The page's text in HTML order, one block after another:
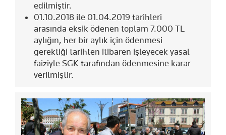
edilmiştir.
01.10.2018 ile 01.04.2019 tarihleri
arasında eksik ödenen toplam 7.000 TL
aylığın, her bir aylık için ödenmesi
gerektiği tarihten itibaren işleyecek yasal
faiziyle SGK tarafından ödenmesine karar
verilmiştir.